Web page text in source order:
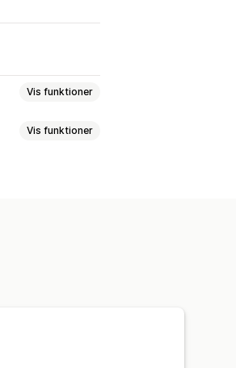
Vis funktioner
Vis funktioner